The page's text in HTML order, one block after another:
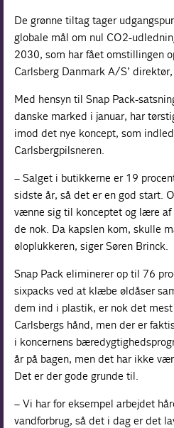
De grønne tiltag tager
globale mål om nul CO2-
2030, som har fået omstillingen
Carlsberg Danmark A/S’ direktør,
Med hensyn til Snap Pack-
danske marked i januar, har
imod det nye koncept, som
Carlsbergpilsneren.
– Salget i butikkerne er 19
sidste år, så det er en god start.
vænne sig til konceptet og lære
de nok. Da kapslen kom, skulle
øloplukkeren, siger Søren Brinck.
Snap Pack eliminerer op til 76
sixpacks ved at klæbe øldåser
dem ind i plastik, er nok det
Carlsbergs hånd, men der er
i koncernens
år på bagen, men det har ikke
Det er der gode grunde til.
– Vi har for eksempel arbejdet
vandforbrug, så det i dag er det